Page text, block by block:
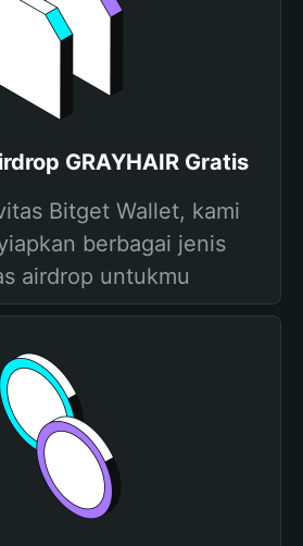
GRAYHAIR Gratis
Bitget Wallet, kami
berbagai jenis
airdrop untukmu